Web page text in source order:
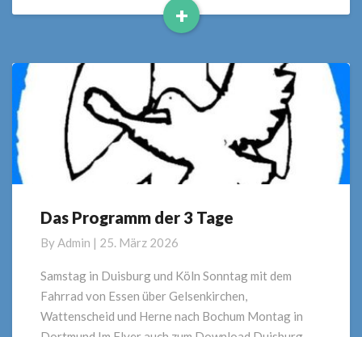
+
Read
Das
Programm
der
3
Das Programm der 3 Tage
ByAdmin | 25. März 2026
Samstag in Duisburg und Köln Sonntag mit dem
Fahrrad von Essen über Gelsenkirchen,
Wattenscheid und Herne nach Bochum Montag in